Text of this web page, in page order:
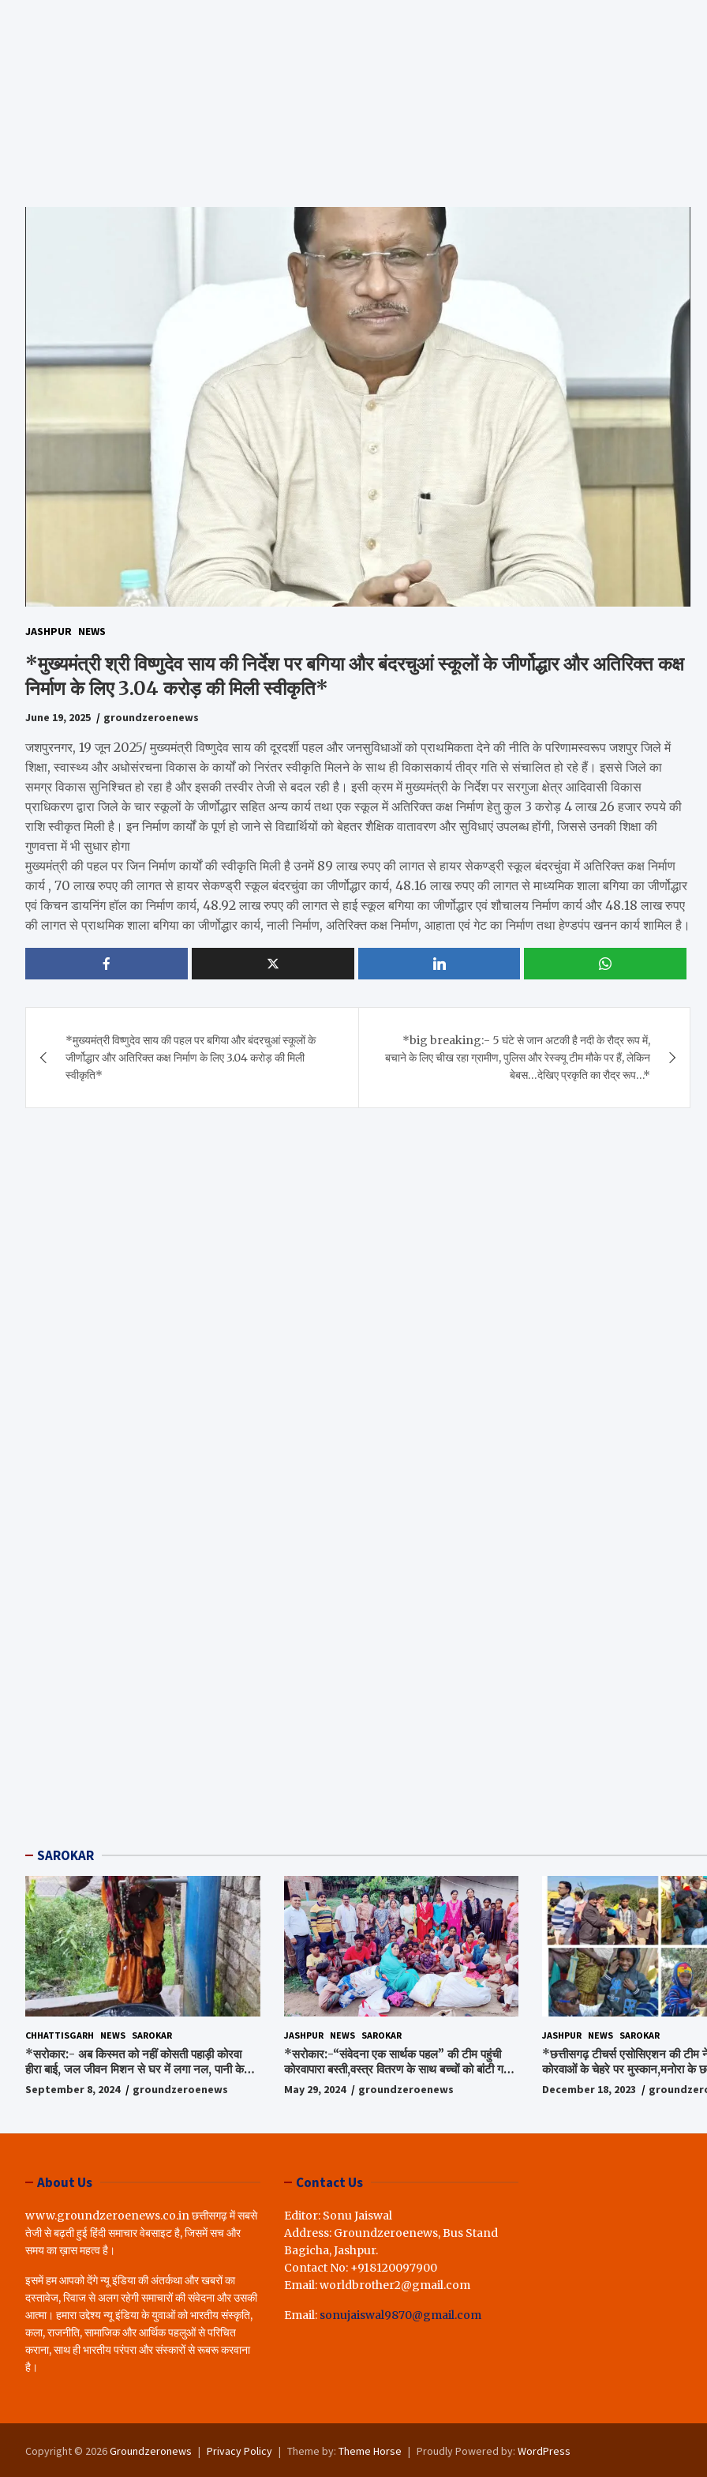
JASHPUR NEWS
*मुख्यमंत्री श्री विष्णुदेव साय की निर्देश पर बगिया और बंदरचुआं स्कूलों के जीर्णोद्धार और अतिरिक्त कक्ष
निर्माण के लिए 3.04 करोड़ की मिली स्वीकृति*
June 19, 2025 groundzeroenews
जशपुरनगर, 19 जून 2025/ मुख्यमंत्री विष्णुदेव साय की दूरदर्शी पहल और जनसुविधाओं को प्राथमिकता देने की नीति के परिणामस्वरूप जशपुर जिले में
शिक्षा, स्वास्थ्य और अधोसंरचना विकास के कार्यों को निरंतर स्वीकृति मिलने के साथ ही विकासकार्य तीव्र गति से संचालित हो रहे हैं। इससे जिले का
समग्र विकास सुनिश्चित हो रहा है और इसकी तस्वीर तेजी से बदल रही है। इसी क्रम में मुख्यमंत्री के निर्देश पर सरगुजा क्षेत्र आदिवासी विकास
प्राधिकरण द्वारा जिले के चार स्कूलों के जीर्णोद्धार सहित अन्य कार्य तथा एक स्कूल में अतिरिक्त कक्ष निर्माण हेतु कुल 3 करोड़ 4 लाख 26 हजार रुपये की
राशि स्वीकृत मिली है। इन निर्माण कार्यों के पूर्ण हो जाने से विद्यार्थियों को बेहतर शैक्षिक वातावरण और सुविधाएं उपलब्ध होंगी, जिससे उनकी शिक्षा की
गुणवत्ता में भी सुधार होगा
मुख्यमंत्री की पहल पर जिन निर्माण कार्यों की स्वीकृति मिली है उनमें 89 लाख रुपए की लागत से हायर सेकण्ड्री स्कूल बंदरचुंवा में अतिरिक्त कक्ष निर्माण
कार्य , 70 लाख रुपए की लागत से हायर सेकण्ड्री स्कूल बंदरचुंवा का जीर्णोद्धार कार्य, 48.16 लाख रुपए की लागत से माध्यमिक शाला बगिया का जीर्णोद्धार
एवं किचन डायनिंग हॉल का निर्माण कार्य, 48.92 लाख रुपए की लागत से हाई स्कूल बगिया का जीर्णोद्धार एवं शौचालय निर्माण कार्य और 48.18 लाख रुपए
की लागत से प्राथमिक शाला बगिया का जीर्णोद्धार कार्य, नाली निर्माण, अतिरिक्त कक्ष निर्माण, आहाता एवं गेट का निर्माण तथा हेण्डपंप खनन कार्य शामिल है।
navigation
*मुख्यमंत्री विष्णुदेव साय की पहल पर बगिया और बंदरचुआं स्कूलों के
जीर्णोद्धार और अतिरिक्त कक्ष निर्माण के लिए 3.04 करोड़ की मिली
स्वीकृति*
*big breaking:- 5 घंटे से जान अटकी है नदी के रौद्र रूप में,
बचाने के लिए चीख रहा ग्रामीण, पुलिस और रेस्क्यू टीम मौके पर हैं, लेकिन
बेबस…देखिए प्रकृति का रौद्र रूप…*
SAROKAR
CHHATTISGARH NEWS SAROKAR
*सरोकार:- अब किस्मत को नहीं कोसती पहाड़ी कोरवा
हीरा बाई, जल जीवन मिशन से घर में लगा नल, पानी के
लिए रोज होने वाली टेंशन से मिली मुक्ति…*
September 8, 2024 groundzeroenews
JASHPUR NEWS SAROKAR
*सरोकार:-“संवेदना एक सार्थक पहल” की टीम पहुंची
कोरवापारा बस्ती,वस्त्र वितरण के साथ बच्चों को बांटी गई
चॉकलेट, स्टेशनरी और बिस्किट,अपनों के बीच अपनों को
पाकर भाव विभोर हुए लोग,संवेदना समूह के संस्थापक
May 29, 2024 groundzeroenews
JASHPUR NEWS SAROKAR
*छत्तीसगढ़ टीचर्स एसोसिएशन की टीम
कोरवाओं के चेहरे पर मुस्कान,मनोरा के
किया ये अभियान, पढ़िए पूरी ख़बर…*
December 18, 2023
About Us
www.groundzeroenews.co.in छत्तीसगढ़ में सबसे
तेजी से बढ़ती हुई हिंदी समाचार वेबसाइट है, जिसमें सच और
समय का ख़ास महत्व है।
इसमें हम आपको देंगे न्यू इंडिया की अंतर्कथा और खबरों का
दस्तावेज, रिवाज से अलग रहेगी समाचारों की संवेदना और उसकी
आत्मा। हमारा उद्देश्य न्यू इंडिया के युवाओं को भारतीय संस्कृति,
कला, राजनीति, सामाजिक और आर्थिक पहलुओं से परिचित
कराना, साथ ही भारतीय परंपरा और संस्कारों से रूबरू करवाना
है।
Contact Us
Editor: Sonu Jaiswal
Address: Groundzeroenews, Bus Stand
Bagicha, Jashpur.
Contact No: +918120097900
Email: worldbrother2@gmail.com
Email: sonujaiswal9870@gmail.com
Copyright © 2026Groundzeronews Privacy Policy Theme by: Theme Horse Proudly Powered by: WordPress